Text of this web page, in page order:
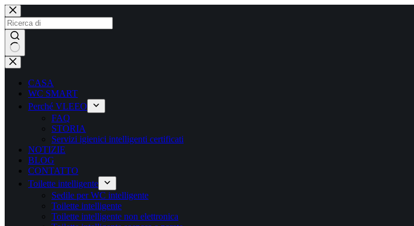
CASA
WC SMART
Perché VLEEO
FAQ
STORIA
Servizi igienici intelligenti certificati
NOTIZIE
BLOG
CONTATTO
Toilette intelligente
Sedile per WC intelligente
Toilette intelligente
Toilette intelligente non elettronica